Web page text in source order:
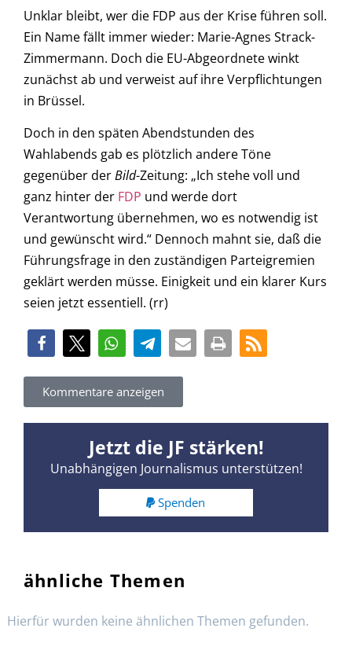
Unklar bleibt, wer die FDP aus der Krise führen soll.
Ein Name fällt immer wieder: Marie-Agnes Strack-
Zimmermann. Doch die EU-Abgeordnete winkt
zunächst ab und verweist auf ihre Verpflichtungen
in Brüssel.
Doch in den späten Abendstunden des
Wahlabends gab es plötzlich andere Töne
gegenüber derBild-Zeitung: „Ich stehe voll und
ganz hinter der FDP und werde dort
Verantwortung übernehmen, wo es notwendig ist
und gewünscht wird.“ Dennoch mahnt sie, daß die
Führungsfrage in den zuständigen Parteigremien
geklärt werden müsse. Einigkeit und ein klarer Kurs
seien jetzt essentiell. (rr)
Kommentare anzeigen
Jetzt die JF stärken!
Unabhängigen Journalismus unterstützen!
Spenden
ähnliche Themen
Hierfür wurden keine ähnlichen Themen gefunden.